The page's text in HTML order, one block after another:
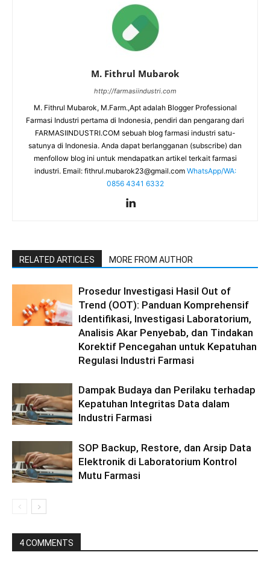
M. Fithrul Mubarok
http://farmasiindustri.com
M. Fithrul Mubarok, M.Farm.,Apt adalah Blogger Professional
Farmasi Industri pertama di Indonesia, pendiri dan pengarang dari
FARMASIINDUSTRI.COM sebuah blog farmasi industri satu-
satunya di Indonesia. Anda dapat berlangganan (subscribe) dan
menfollow blog ini untuk mendapatkan artikel terkait farmasi
industri. Email: fithrul.mubarok23@gmail.com WhatsApp/WA:
0856 4341 6332
RELATED ARTICLES MORE FROM AUTHOR
Prosedur Investigasi Hasil Out of
Trend (OOT): Panduan Komprehensif
Identifikasi, Investigasi Laboratorium,
Analisis Akar Penyebab, dan Tindakan
Korektif Pencegahan untuk Kepatuhan
Regulasi Industri Farmasi
Dampak Budaya dan Perilaku terhadap
Kepatuhan Integritas Data dalam
Industri Farmasi
SOP Backup, Restore, dan Arsip Data
Elektronik di Laboratorium Kontrol
Mutu Farmasi
4 COMMENTS